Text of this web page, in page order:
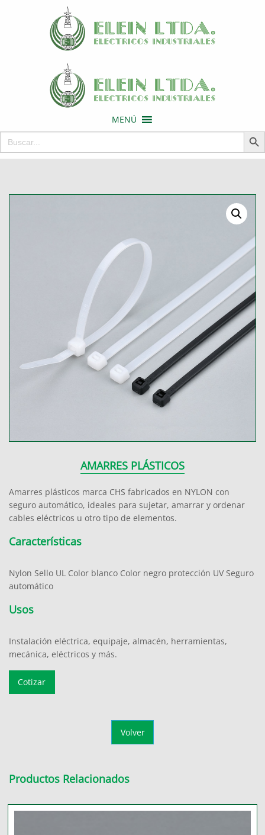
MENÚ
Buscar:
Botón de
AMARRES PLÁSTICOS
Amarres plásticos marca CHS fabricados en NYLON con
seguro automático, ideales para sujetar, amarrar y ordenar
cables eléctricos u otro tipo de elementos.
Características
Nylon Sello UL Color blanco Color negro protección UV Seguro
automático
Usos
Instalación eléctrica, equipaje, almacén, herramientas,
mecánica, eléctricos y más.
Cotizar
Volver
Productos Relacionados